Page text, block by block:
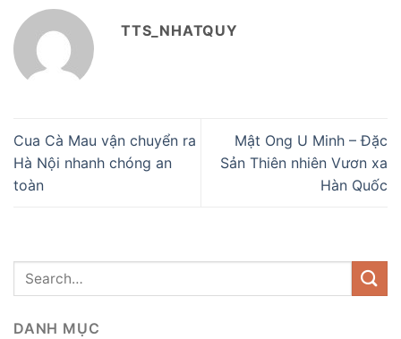
TTS_NHATQUY
Cua Cà Mau vận chuyển ra
Hà Nội nhanh chóng an
toàn
Mật Ong U Minh – Đặc
Sản Thiên nhiên Vươn xa
Hàn Quốc
DANH MỤC